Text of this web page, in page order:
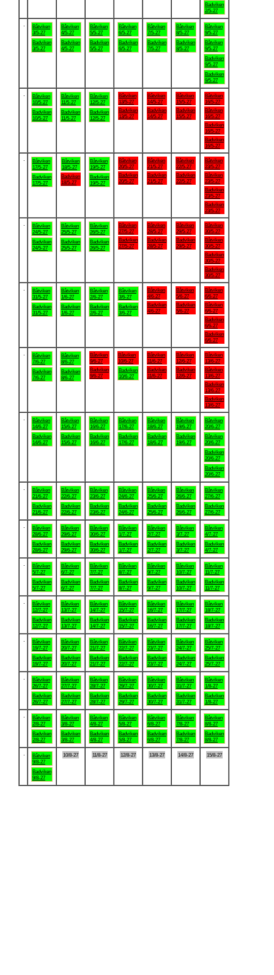
Badviken
2/5-27
Båtviken
3/5-27
Badviken
3/5-27
Båtviken
4/5-27
Badviken
4/5-27
Båtviken
5/5-27
Badviken
5/5-27
Båtviken
6/5-27
Badviken
6/5-27
Båtviken
7/5-27
Badviken
7/5-27
Båtviken
8/5-27
Badviken
8/5-27
Båtviken
9/5-27
Båtviken
9/5-27
Badviken
9/5-27
Badviken
9/5-27
Båtviken
10/5-27
Badviken
10/5-27
Båtviken
11/5-27
Badviken
11/5-27
Båtviken
12/5-27
Badviken
12/5-27
Båtviken
13/5-27
Badviken
13/5-27
Båtviken
14/5-27
Badviken
14/5-27
Båtviken
15/5-27
Badviken
15/5-27
Båtviken
16/5-27
Båtviken
16/5-27
Badviken
16/5-27
Badviken
16/5-27
Båtviken
17/5-27
Badviken
17/5-27
Båtviken
18/5-27
Badviken
18/5-27
Båtviken
19/5-27
Badviken
19/5-27
Båtviken
20/5-27
Badviken
20/5-27
Båtviken
21/5-27
Badviken
21/5-27
Båtviken
22/5-27
Badviken
22/5-27
Båtviken
23/5-27
Båtviken
23/5-27
Badviken
23/5-27
Badviken
23/5-27
Båtviken
24/5-27
Badviken
24/5-27
Båtviken
25/5-27
Badviken
25/5-27
Båtviken
26/5-27
Badviken
26/5-27
Båtviken
27/5-27
Badviken
27/5-27
Båtviken
28/5-27
Badviken
28/5-27
Båtviken
29/5-27
Badviken
29/5-27
Båtviken
30/5-27
Båtviken
30/5-27
Badviken
30/5-27
Badviken
30/5-27
Båtviken
31/5-27
Badviken
31/5-27
Båtviken
1/6-27
Badviken
1/6-27
Båtviken
2/6-27
Badviken
2/6-27
Båtviken
3/6-27
Badviken
3/6-27
Båtviken
4/6-27
Badviken
4/6-27
Båtviken
5/6-27
Badviken
5/6-27
Båtviken
6/6-27
Båtviken
6/6-27
Badviken
6/6-27
Badviken
6/6-27
Båtviken
7/6-27
Badviken
7/6-27
Båtviken
8/6-27
Badviken
8/6-27
Båtviken
9/6-27
Badviken
9/6-27
Båtviken
10/6-27
Badviken
10/6-27
Båtviken
11/6-27
Badviken
11/6-27
Båtviken
12/6-27
Badviken
12/6-27
Båtviken
13/6-27
Båtviken
13/6-27
Badviken
13/6-27
Badviken
13/6-27
Båtviken
14/6-27
Badviken
14/6-27
Båtviken
15/6-27
Badviken
15/6-27
Båtviken
16/6-27
Badviken
16/6-27
Båtviken
17/6-27
Badviken
17/6-27
Båtviken
18/6-27
Badviken
18/6-27
Båtviken
19/6-27
Badviken
19/6-27
Båtviken
20/6-27
Båtviken
20/6-27
Badviken
20/6-27
Badviken
20/6-27
Båtviken
21/6-27
Badviken
21/6-27
Båtviken
22/6-27
Badviken
22/6-27
Båtviken
23/6-27
Badviken
23/6-27
Båtviken
24/6-27
Badviken
24/6-27
Båtviken
25/6-27
Badviken
25/6-27
Båtviken
26/6-27
Badviken
26/6-27
Båtviken
27/6-27
Badviken
27/6-27
Båtviken
28/6-27
Badviken
28/6-27
Båtviken
29/6-27
Badviken
29/6-27
Båtviken
30/6-27
Badviken
30/6-27
Båtviken
1/7-27
Badviken
1/7-27
Båtviken
2/7-27
Badviken
2/7-27
Båtviken
3/7-27
Badviken
3/7-27
Båtviken
4/7-27
Badviken
4/7-27
Båtviken
5/7-27
Badviken
5/7-27
Båtviken
6/7-27
Badviken
6/7-27
Båtviken
7/7-27
Badviken
7/7-27
Båtviken
8/7-27
Badviken
8/7-27
Båtviken
9/7-27
Badviken
9/7-27
Båtviken
10/7-27
Badviken
10/7-27
Båtviken
11/7-27
Badviken
11/7-27
Båtviken
12/7-27
Badviken
12/7-27
Båtviken
13/7-27
Badviken
13/7-27
Båtviken
14/7-27
Badviken
14/7-27
Båtviken
15/7-27
Badviken
15/7-27
Båtviken
16/7-27
Badviken
16/7-27
Båtviken
17/7-27
Badviken
17/7-27
Båtviken
18/7-27
Badviken
18/7-27
Båtviken
19/7-27
Badviken
19/7-27
Båtviken
20/7-27
Badviken
20/7-27
Båtviken
21/7-27
Badviken
21/7-27
Båtviken
22/7-27
Badviken
22/7-27
Båtviken
23/7-27
Badviken
23/7-27
Båtviken
24/7-27
Badviken
24/7-27
Båtviken
25/7-27
Badviken
25/7-27
Båtviken
26/7-27
Badviken
26/7-27
Båtviken
27/7-27
Badviken
27/7-27
Båtviken
28/7-27
Badviken
28/7-27
Båtviken
29/7-27
Badviken
29/7-27
Båtviken
30/7-27
Badviken
30/7-27
Båtviken
31/7-27
Badviken
31/7-27
Båtviken
1/8-27
Badviken
1/8-27
Båtviken
2/8-27
Badviken
2/8-27
Båtviken
3/8-27
Badviken
3/8-27
Båtviken
4/8-27
Badviken
4/8-27
Båtviken
5/8-27
Badviken
5/8-27
Båtviken
6/8-27
Badviken
6/8-27
Båtviken
7/8-27
Badviken
7/8-27
Båtviken
8/8-27
Badviken
8/8-27
Båtviken
9/8-27
Badviken
9/8-27
10/8-27 11/8-27 12/8-27 13/8-27 14/8-27 15/8-27